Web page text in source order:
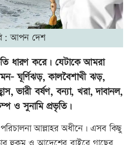
আপন দেশ
ধারণ করে। যেটাকে আমরা
ঘূর্ণিঝড়, কালবৈশাখী ঝড়,
ভারী বর্ষণ, বন্যা, খরা, দাবানল,
ও সুনামি প্রভৃতি।
পরিচালনা আল্লাহর অধীনে। এসব কিছু